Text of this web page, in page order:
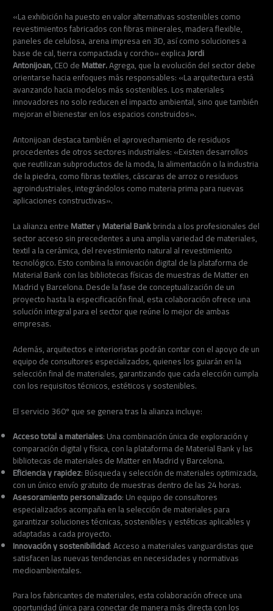
«La exhibición ha puesto en valor alternativas sostenibles como
revestimientos fabricados con fibras minerales, madera flexible,
paneles de celulosa, arena impresa en 3D, así como soluciones a
base de cal, tierra compactada y corcho» explicaJordi
Antonijoan,CEO deMatter.Agrega, que la evolución del sector debe
orientarse hacia enfoques más responsables: «La arquitectura está
avanzando hacia modelos más sostenibles. Los materiales
innovadores no solo reducen el impacto ambiental, sino que también
mejoran el bienestar en los espacios construidos».
Antonijoan destaca también el aprovechamiento de residuos
procedentes de otros sectores industriales: «Existen desarrollos
que reutilizan subproductos de la moda, la alimentación o la industria
de la piedra, como fibras textiles, cáscaras de arroz o residuos
agroindustriales, integrándolos como materia prima para nuevas
aplicaciones constructivas».
La alianza entreMatteryMaterial Bankbrinda a los profesionales del
sector acceso sin precedentes a una amplia variedad de materiales,
textil a la cerámica, del revestimiento natural al revestimiento
tecnológico. Esto combina la innovación digital de la plataforma de
Material Bank con las bibliotecas físicas de muestras de Matter en
Madrid y Barcelona. Desde la fase de conceptualización de un
proyecto hasta la especificación final, esta colaboración ofrece una
solución integral para el sector que reúne lo mejor de ambas
empresas.
Además, arquitectos e interioristas podrán contar con el apoyo de un
equipo de consultores especializados, quienes los guiarán en la
selección final de materiales, garantizando que cada elección cumpla
con los requisitos técnicos, estéticos y sostenibles.
El servicio 360º que se genera tras la alianza incluye:
Acceso total a materiales: Una combinación única de exploración y
comparación digital y física, con la plataforma de Material Bank y las
bibliotecas de materiales de Matter en Madrid y Barcelona.
Eficiencia y rapidez: Búsqueda y selección de materiales optimizada,
con un único envío gratuito de muestras dentro de las 24 horas.
Asesoramiento personalizado: Un equipo de consultores
especializados acompaña en la selección de materiales para
garantizar soluciones técnicas, sostenibles y estéticas aplicables y
adaptadas a cada proyecto.
Innovación y sostenibilidad: Acceso a materiales vanguardistas que
satisfacen las nuevas tendencias en necesidades y normativas
medioambientales.
Para los fabricantes de materiales, esta colaboración ofrece una
oportunidad única para conectar de manera más directa con los